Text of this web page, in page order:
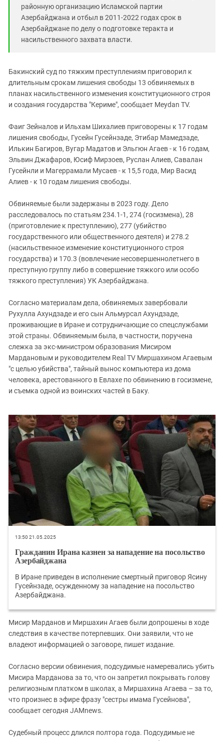
районную организацию Исламской партии
Азербайджана и отбыл в 2011-2022 годах срок в
Азербайджане по делу о подготовке теракта и
насильственного захвата власти.
Бакинский суд по тяжким преступлениям приговорил к
длительным срокам лишения свободы 13 обвиняемых в
планах насильственного изменения конституционного строя
и создания государства "Кериме", сообщает Meydan TV.
Фаиг Зейналов и Ильхам Шихалиев приговорены к 17 годам
лишения свободы, Гусейн Гусейнзаде, Этибар Мамедзаде,
Илькин Багиров, Вугар Мадатов и Эльгюн Агаев - к 16 годам,
Эльвин Джафаров, Юсиф Мирзоев, Руслан Алиев, Савалан
Гусейнли и Магеррамали Мусаев - к 15,5 года, Мир Васид
Алиев - к 10 годам лишения свободы.
Обвиняемые были задержаны в 2023 году. Дело
расследовалось по статьям 234.1-1, 274 (госизмена), 28
(приготовление к преступлению), 277 (убийство
государственного или общественного деятеля) и 278.2
(насильственное изменение конституционного строя
государства) и 170.3 (вовлечение несовершеннолетнего в
преступную группу либо в совершение тяжкого или особо
тяжкого преступления) УК Азербайджана.
Согласно материалам дела, обвиняемых завербовали
Рухулла Ахундзаде и его сын Альмурсал Ахундзаде,
проживающие в Иране и сотрудничающие со спецслужбами
этой страны. Обвиняемым была, в частности, поручена
слежка за экс-министром образования Мисиром
Мардановым и руководителем Real TV Миршахином Агаевым
"с целью убийства", тайный вынос компьютера из дома
человека, арестованного в Евлахе по обвинению в госизмене,
и съемка одной из воинских частей в Баку.
13:50 21.05.2025
Гражданин Ирана казнен за нападение на посольство
Азербайджана
В Иране приведен в исполнение смертный приговор Ясину
Гусейнзаде, осужденному за нападение на посольство
Азербайджана.
Мисир Марданов и Миршахин Агаев были допрошены в ходе
следствия в качестве потерпевших. Они заявили, что не
владеют информацией о заговоре, пишет издание.
Согласно версии обвинения, подсудимые намеревались убить
Мисира Марданова за то, что он запретил покрывать голову
религиозным платком в школах, а Миршахина Агаева – за то,
что произнес в эфире фразу "сестры имама Гусейнова",
сообщает сегодня JAMnews.
Судебный процесс длился полтора года. Подсудимые не